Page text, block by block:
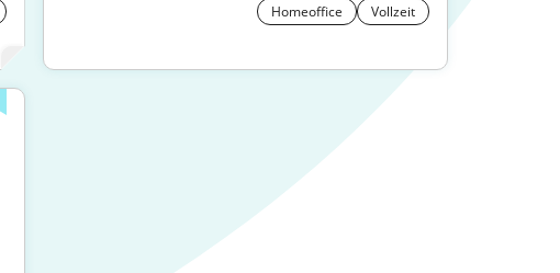
Homeoffice Vollzeit